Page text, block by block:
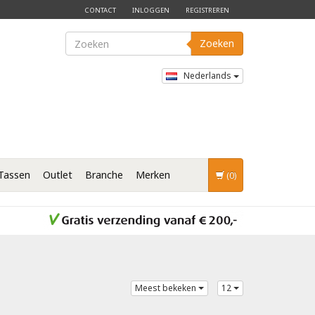
CONTACT INLOGGEN REGISTREREN
Zoeken
Nederlands
Outlet Branche Merken (0)
Meest bekeken 12